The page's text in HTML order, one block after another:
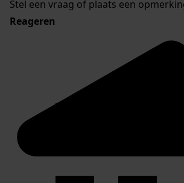
Stel een vraag of plaats een
Reageren